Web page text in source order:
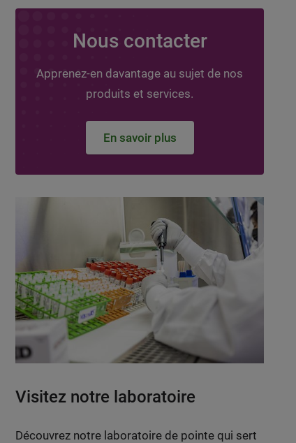
Nous contacter
Apprenez-en davantage au sujet de nos
produits et services.
En savoir plus
Visitez notre laboratoire
Découvrez notre laboratoire de pointe qui sert